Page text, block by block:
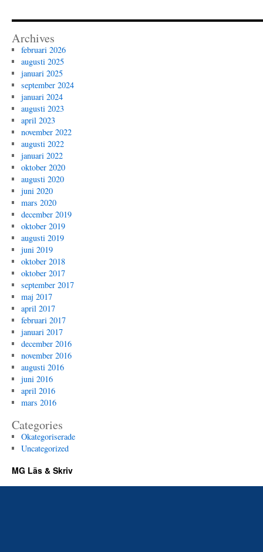
Archives
februari 2026
augusti 2025
januari 2025
september 2024
januari 2024
augusti 2023
april 2023
november 2022
augusti 2022
januari 2022
oktober 2020
augusti 2020
juni 2020
mars 2020
december 2019
oktober 2019
augusti 2019
juni 2019
oktober 2018
oktober 2017
september 2017
maj 2017
april 2017
februari 2017
januari 2017
december 2016
november 2016
augusti 2016
juni 2016
april 2016
mars 2016
Categories
Okategoriserade
Uncategorized
MG Läs & Skriv